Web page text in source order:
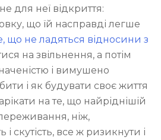
для неї відкриття:
що їй насправді легше
що не ладяться відносини з
на звільнення, а потім
і вимушено
і як будувати своє життя
на те, що найріднішій
ніж,
і скутість, все ж ризикнути і